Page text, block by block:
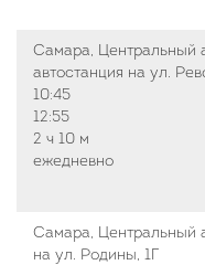
Самара, Центральный
автостанция на ул.
10:45
12:55
2 ч 10 м
ежедневно
Самара, Центральный
на ул. Родины, 1Г